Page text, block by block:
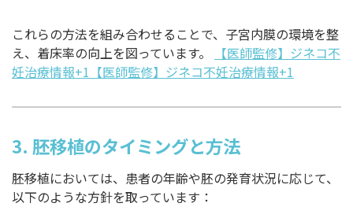
これらの方法を組み合わせることで、子宮内膜の環境を整
え、着床率の向上を図っています。
【医師監修】ジネコ不
妊治療情報+1【医師監修】ジネコ不妊治療情報+1
3. 胚移植のタイミングと方法
胚移植においては、患者の年齢や胚の発育状況に応じて、
以下のような方針を取っています：